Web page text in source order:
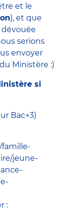
et le
), et que
serions
envoyer
Ministère :)
si
Bac+3)
jeune-
: